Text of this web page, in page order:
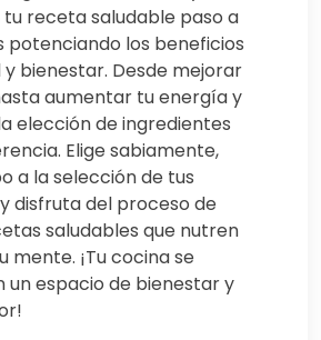
receta saludable paso a
potenciando los beneficios
bienestar. Desde mejorar
aumentar tu energía y
elección de ingredientes
Elige sabiamente,
a la selección de tus
disfruta del proceso de
saludables que nutren
mente. ¡Tu cocina se
un espacio de bienestar y